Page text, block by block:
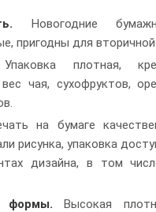
Новогодние
пригодны для
Упаковка плотная,
чая, сухофруктов,
на бумаге
рисунка, упаковка
дизайна, в том
формы. Высокая